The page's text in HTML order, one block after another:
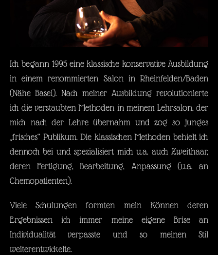
Ich begann 1995 eine klassische konservative Ausbildung
in einem renommierten Salon in Rheinfelden/Baden
(Nähe Basel). Nach meiner Ausbildung revolutionierte
ich die verstaubten Methoden in meinem Lehrsalon, der
mich nach der Lehre übernahm und zog so junges
„frisches“ Publikum. Die klassischen Methoden behielt ich
dennoch bei und spezialisiert mich u.a. auch Zweithaar,
deren Fertigung, Bearbeitung, Anpassung (u.a. an
Chemopatienten).
Viele Schulungen formten mein Können deren
Ergebnissen ich immer meine eigene Brise an
Individualität verpasste und so meinen Stil
weiterentwickelte.